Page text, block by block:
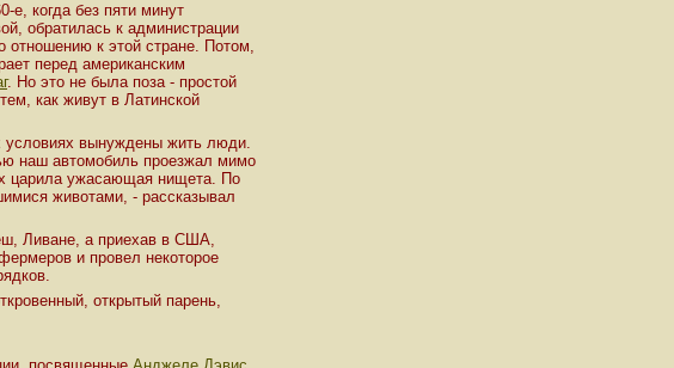
когда без пяти минут
обратилась к администрации
отношению к этой стране. Потом,
перед американским
. Но это не была поза - простой
как живут в Латинской
условиях вынуждены жить люди.
наш автомобиль проезжал мимо
царила ужасающая нищета. По
животами, - рассказывал
Ливане, а приехав в США,
и провел некоторое
открытый парень,